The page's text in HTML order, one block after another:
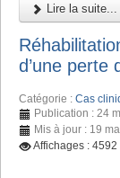
Lire la suite...
d’une perte
Catégorie : Cas
Publication : 24
Mis à jour : 19
Affichages : 4592